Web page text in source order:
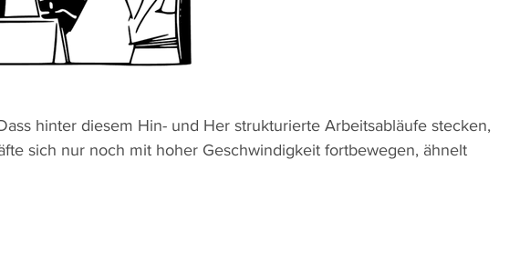
hinter diesem Hin- und Her strukturierte Arbeitsabläufe stecken,
sich nur noch mit hoher Geschwindigkeit fortbewegen, ähnelt